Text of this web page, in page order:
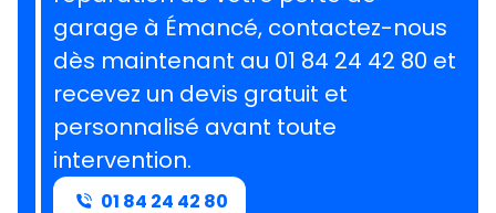
garage à Émancé, contactez-nous
dès maintenant au 01 84 24 42 80 et
recevez un devis gratuit et
personnalisé avant toute
intervention.
01 84 24 42 80